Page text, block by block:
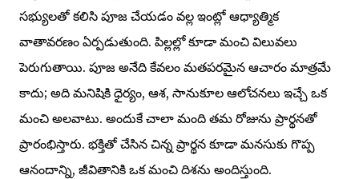
సభ్యులతో కలిసి పూజ చేయడం వల్ల ఇంట్లో ఆధ్యాత్మిక
వాతావరణం ఏర్పడుతుంది. పిల్లల్లో కూడా మంచి విలువలు
పెరుగుతాయి. పూజ అనేది కేవలం మతపరమైన ఆచారం మాత్రమే
కాదు; అది మనిషికి ధైర్యం, ఆశ, సానుకూల ఆలోచనలు ఇచ్చే ఒక
మంచి అలవాటు. అందుకే చాలా మంది తమ రోజును ప్రార్థనతో
ప్రారంభిస్తారు. భక్తితో చేసిన చిన్న ప్రార్థన కూడా మనసుకు గొప్ప
ఆనందాన్ని, జీవితానికి ఒక మంచి దిశను అందిస్తుంది.